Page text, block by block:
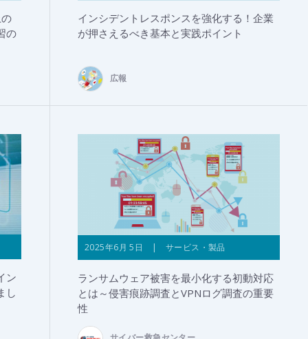
の
インシデントレスポンスを強化する！企業
が押さえるべき基本と実践ポイント
広報
ン
し
2025年6月 5日 | サービス・製品
ランサムウェア被害を最小化する初動対応
とは～侵害痕跡調査とVPNログ調査の重要
性